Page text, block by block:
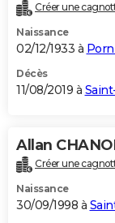
Créer une
Naissance
02/12/1933 à
Décès
11/08/2019 à
Allan
Créer une
Naissance
30/09/1998 à